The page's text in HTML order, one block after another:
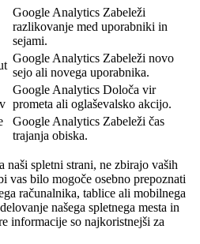
Google Analytics Zabeleži
razlikovanje med uporabniki in
sejami.
Google Analytics Zabeleži novo
sejo ali novega uporabnika.
Google Analytics Določa vir
prometa ali oglaševalsko akcijo.
Google Analytics Zabeleži čas
trajanja obiska.
spletni strani, ne zbirajo vaših
vas bilo mogoče osebno prepoznati
računalnika, tablice ali mobilnega
našega spletnega mesta in
informacije so najkoristnejši za